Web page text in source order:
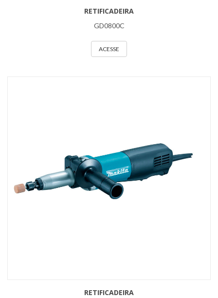
RETIFICADEIRA
GD0800C
ACESSE
RETIFICADEIRA